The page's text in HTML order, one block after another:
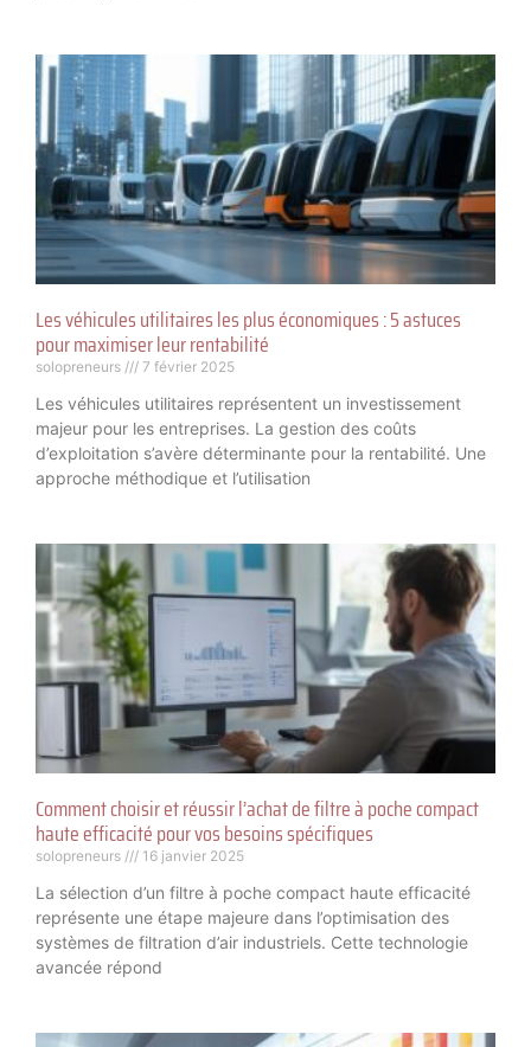
Les véhicules utilitaires les plus économiques : 5 astuces
pour maximiser leur rentabilité
solopreneurs 7 février 2025
Les véhicules utilitaires représentent un investissement
majeur pour les entreprises. La gestion des coûts
d’exploitation s’avère déterminante pour la rentabilité. Une
approche méthodique et l’utilisation
Comment choisir et réussir l’achat de filtre à poche compact
haute efficacité pour vos besoins spécifiques
solopreneurs 16 janvier 2025
La sélection d’un filtre à poche compact haute efficacité
représente une étape majeure dans l’optimisation des
systèmes de filtration d’air industriels. Cette technologie
avancée répond